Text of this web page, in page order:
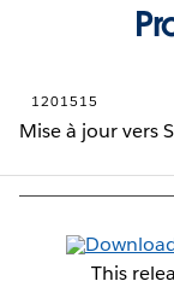
1201515
Mise à jour vers
This